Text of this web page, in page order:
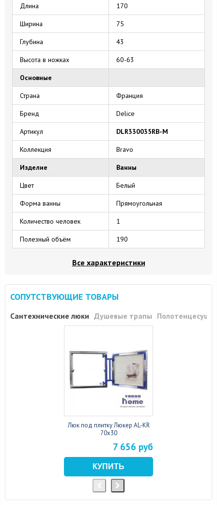
Длина 170
Ширина 75
Глубина 43
Высота в ножках 60-63
Основные
Страна Франция
Бренд Delice
Артикул DLR330035RB-M
Коллекция Bravo
Изделие Ванны
Цвет Белый
Форма ванны Прямоугольная
Количество человек 1
Полезный объём 190
Все характеристики
СОПУТСТВУЮЩИЕ ТОВАРЫ
Сантехнические люки Душевые трапы
Люк под плитку Люкер AL-KR
70x30
7 656 руб